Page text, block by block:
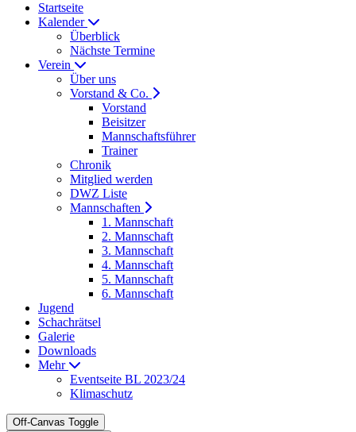
Startseite
Kalender
Überblick
Nächste Termine
Verein
Über uns
Vorstand & Co.
Vorstand
Beisitzer
Mannschaftsführer
Trainer
Chronik
Mitglied werden
DWZ Liste
Mannschaften
1. Mannschaft
2. Mannschaft
3. Mannschaft
4. Mannschaft
5. Mannschaft
6. Mannschaft
Jugend
Schachrätsel
Galerie
Downloads
Mehr
Eventseite BL 2023/24
Klimaschutz
Off-Canvas Toggle